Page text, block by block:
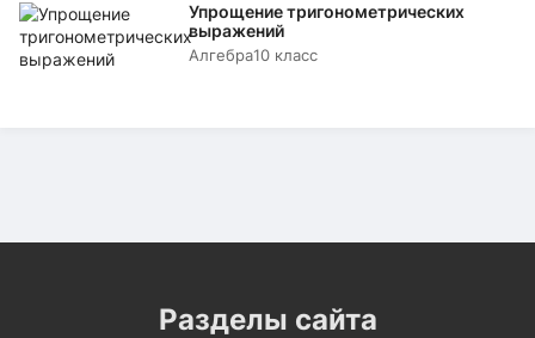
Упрощение тригонометрических
выражений
Алгебра10 класс
Разделы сайта